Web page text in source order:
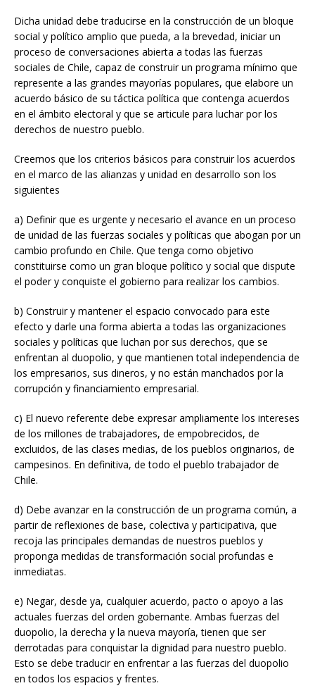
Dicha unidad debe traducirse en la construcción de un bloque
social y político amplio que pueda, a la brevedad, iniciar un
proceso de conversaciones abierta a todas las fuerzas
sociales de Chile, capaz de construir un programa mínimo que
represente a las grandes mayorías populares, que elabore un
acuerdo básico de su táctica política que contenga acuerdos
en el ámbito electoral y que se articule para luchar por los
derechos de nuestro pueblo.
Creemos que los criterios básicos para construir los acuerdos
en el marco de las alianzas y unidad en desarrollo son los
siguientes
a) Definir que es urgente y necesario el avance en un proceso
de unidad de las fuerzas sociales y políticas que abogan por un
cambio profundo en Chile. Que tenga como objetivo
constituirse como un gran bloque político y social que dispute
el poder y conquiste el gobierno para realizar los cambios.
b) Construir y mantener el espacio convocado para este
efecto y darle una forma abierta a todas las organizaciones
sociales y políticas que luchan por sus derechos, que se
enfrentan al duopolio, y que mantienen total independencia de
los empresarios, sus dineros, y no están manchados por la
corrupción y financiamiento empresarial.
c) El nuevo referente debe expresar ampliamente los intereses
de los millones de trabajadores, de empobrecidos, de
excluidos, de las clases medias, de los pueblos originarios, de
campesinos. En definitiva, de todo el pueblo trabajador de
Chile.
d) Debe avanzar en la construcción de un programa común, a
partir de reflexiones de base, colectiva y participativa, que
recoja las principales demandas de nuestros pueblos y
proponga medidas de transformación social profundas e
inmediatas.
e) Negar, desde ya, cualquier acuerdo, pacto o apoyo a las
actuales fuerzas del orden gobernante. Ambas fuerzas del
duopolio, la derecha y la nueva mayoría, tienen que ser
derrotadas para conquistar la dignidad para nuestro pueblo.
Esto se debe traducir en enfrentar a las fuerzas del duopolio
en todos los espacios y frentes.